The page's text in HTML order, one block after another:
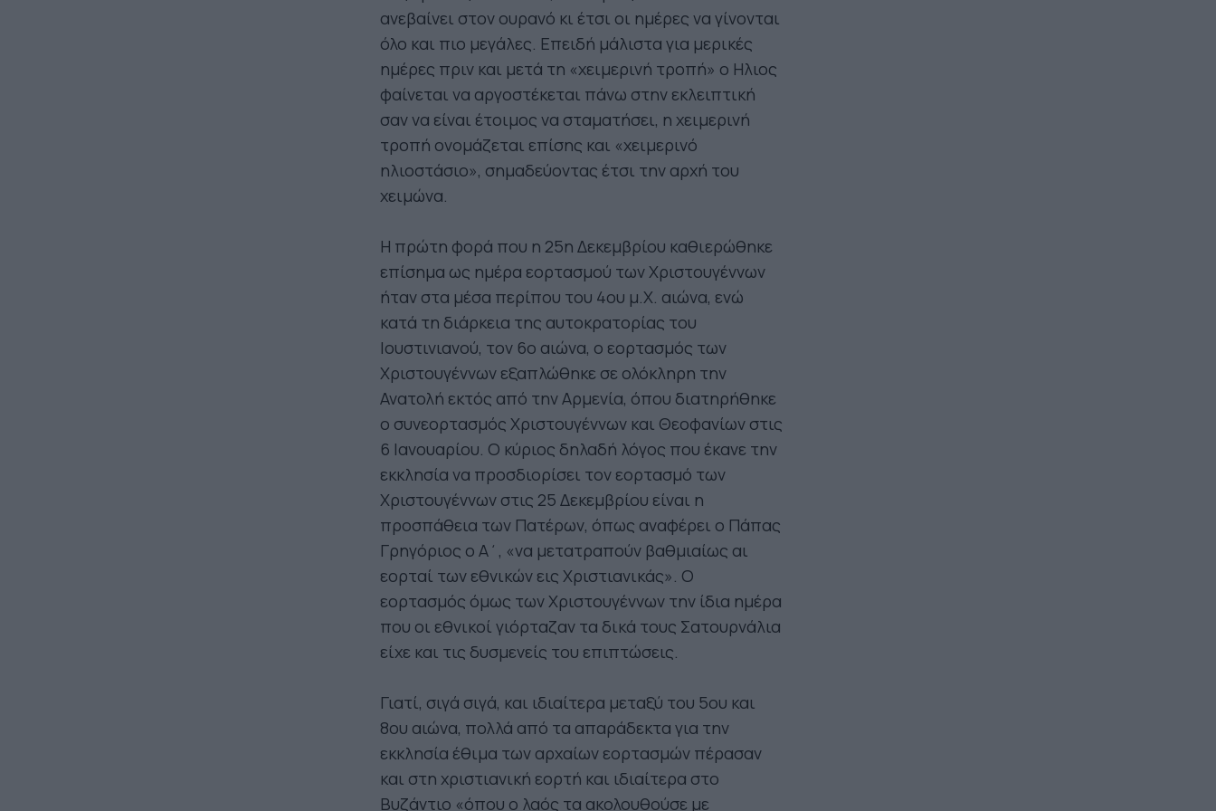
ανεβαίνει στον ουρανό κι έτσι οι ημέρες να γίνονται
όλο και πιο μεγάλες. Επειδή μάλιστα για μερικές
ημέρες πριν και μετά τη «χειμερινή τροπή» ο Ηλιος
φαίνεται να αργοστέκεται πάνω στην εκλειπτική
σαν να είναι έτοιμος να σταματήσει, η χειμερινή
τροπή ονομάζεται επίσης και «χειμερινό
ηλιοστάσιο», σημαδεύοντας έτσι την αρχή του
χειμώνα.
Η πρώτη φορά που η 25η Δεκεμβρίου καθιερώθηκε
επίσημα ως ημέρα εορτασμού των Χριστουγέννων
ήταν στα μέσα περίπου του 4ου μ.Χ. αιώνα, ενώ
κατά τη διάρκεια της αυτοκρατορίας του
Ιουστινιανού, τον 6ο αιώνα, ο εορτασμός των
Χριστουγέννων εξαπλώθηκε σε ολόκληρη την
Ανατολή εκτός από την Αρμενία, όπου διατηρήθηκε
ο συνεορτασμός Χριστουγέννων και Θεοφανίων στις
6 Ιανουαρίου. Ο κύριος δηλαδή λόγος που έκανε την
εκκλησία να προσδιορίσει τον εορτασμό των
Χριστουγέννων στις 25 Δεκεμβρίου είναι η
προσπάθεια των Πατέρων, όπως αναφέρει ο Πάπας
Γρηγόριος ο Α΄, «να μετατραπούν βαθμιαίως αι
εορταί των εθνικών εις Χριστιανικάς». Ο
εορτασμός όμως των Χριστουγέννων την ίδια ημέρα
που οι εθνικοί γιόρταζαν τα δικά τους Σατουρνάλια
είχε και τις δυσμενείς του επιπτώσεις.
Γιατί, σιγά σιγά, και ιδιαίτερα μεταξύ του 5ου και
8ου αιώνα, πολλά από τα απαράδεκτα για την
εκκλησία έθιμα των αρχαίων εορτασμών πέρασαν
και στη χριστιανική εορτή και ιδιαίτερα στο
Βυζάντιο «όπου ο λαός τα ακολουθούσε με